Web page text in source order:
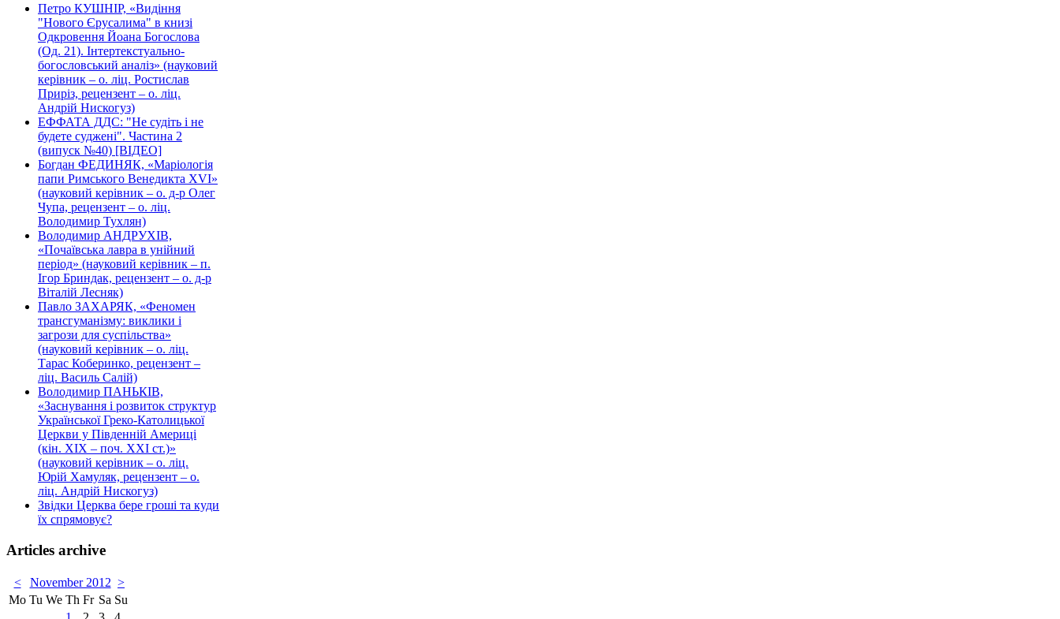
Петро КУШНІР, «Видіння
"Нового Єрусалима" в книзі
Одкровення Йоана Богослова
(Од. 21). Інтертекстуально-
богословський аналіз» (науковий
керівник – о. ліц. Ростислав
Приріз, рецензент – о. ліц.
Андрій Нискогуз)
ЕФФАТА ДДС: "Не судіть і не
будете суджені". Частина 2
(випуск №40) [ВІДЕО]
Богдан ФЕДИНЯК, «Маріологія
папи Римського Венедикта XVI»
(науковий керівник – о. д-р Олег
Чупа, рецензент – о. ліц.
Володимир Тухлян)
Володимир АНДРУХІВ,
«Почаївська лавра в унійний
період» (науковий керівник – п.
Ігор Бриндак, рецензент – о. д-р
Віталій Лесняк)
Павло ЗАХАРЯК, «Феномен
трансгуманізму: виклики і
загрози для суспільства»
(науковий керівник – о. ліц.
Тарас Коберинко, рецензент –
ліц. Василь Салій)
Володимир ПАНЬКІВ,
«Заснування і розвиток структур
Української Греко-Католицької
Церкви у Південній Америці
(кін. ХІХ – поч. ХХІ ст.)»
(науковий керівник – о. ліц.
Юрій Хамуляк, рецензент – о.
ліц. Андрій Нискогуз)
Звідки Церква бере гроші та куди
їх спрямовує?
Articles archive
< November 2012 >
Mo Tu We Th Fr Sa Su